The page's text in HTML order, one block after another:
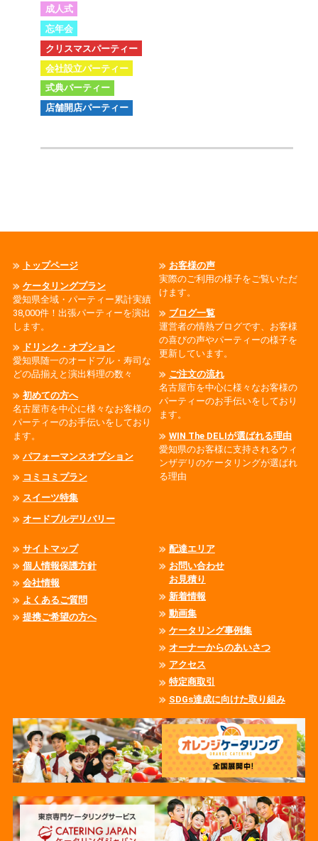
成人式
忘年会
クリスマスパーティー
会社設立パーティー
式典パーティー
店舗開店パーティー
トップページ
ケータリングプラン
愛知県全域・パーティー累計実績
38,000件！出張パーティーを演出
します。
ドリンク・オプション
愛知県随一のオードブル・寿司な
どの品揃えと演出料理の数々
初めての方へ
名古屋市を中心に様々なお客様の
パーティーのお手伝いをしており
ます。
パフォーマンスオプション
コミコミプラン
スイーツ特集
オードブルデリバリー
お客様の声
実際のご利用の様子をご覧いただ
けます。
ブログ一覧
運営者の情熱ブログです、お客様
の喜びの声やパーティーの様子を
更新しています。
ご注文の流れ
名古屋市を中心に様々なお客様の
パーティーのお手伝いをしており
ます。
WIN The DELIが選ばれる理由
愛知県のお客様に支持されるウィ
ンザデリのケータリングが選ばれ
る理由
サイトマップ
個人情報保護方針
会社情報
よくあるご質問
提携ご希望の方へ
配達エリア
お問い合わせ
お見積り
新着情報
動画集
ケータリング事例集
オーナーからのあいさつ
アクセス
特定商取引
SDGs達成に向けた取り組み